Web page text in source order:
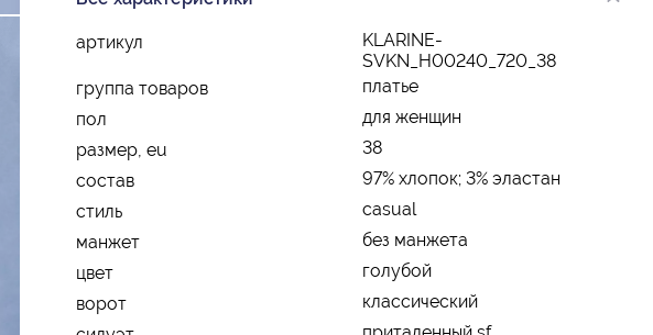
артикул
KLARINE-
SVKN_H00240_720_38
группа товаров
платье
пол
для женщин
размер, eu
38
состав
97% хлопок; 3% эластан
стиль
casual
манжет
без манжета
цвет
голубой
ворот
классический